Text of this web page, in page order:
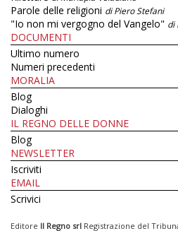
Parole delle religioni di Piero Stefani
"Io non mi vergogno del Vangelo" di
DOCUMENTI
Ultimo numero
Numeri precedenti
MORALIA
Blog
Dialoghi
IL REGNO DELLE DONNE
Blog
NEWSLETTER
Iscriviti
EMAIL
Scrivici
Editore Il Regno srl Registrazione del